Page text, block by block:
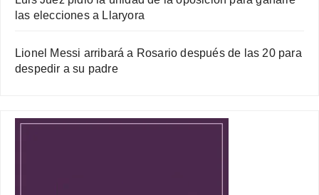
las elecciones a Llaryora
Lionel Messi arribará a Rosario después de las 20 para
despedir a su padre